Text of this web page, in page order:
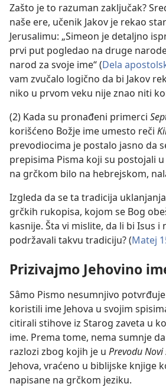
Zašto je to razuman zaključak?
naše ere, učenik Jakov je rekao
Jerusalimu: „Simeon je detaljno
prvi put pogledao na druge
narod za svoje ime“ (Dela
vam zvučalo logično da bi Jakov
niko u prvom veku nije znao niti
(2) Kada su pronađeni primerci
korišćeno Božje ime umesto reči
prevodiocima je postalo jasno da
prepisima Pisma koji su postojali
na grčkom bilo na hebrejskom,
Izgleda da se ta tradicija
grčkih rukopisa, kojom se Bog
kasnije. Šta vi mislite, da li bi Isus i
podržavali takvu tradiciju? (Matej
Prizivajmo Jehovino
Sâmo Pismo nesumnjivo
koristili ime Jehova u svojim
citirali stihove iz Starog zaveta u
ime. Prema tome, nema sumnje
razlozi zbog kojih je u Prevodu Novi
Jehova, vraćeno u biblijske knjige
napisane na grčkom jeziku.